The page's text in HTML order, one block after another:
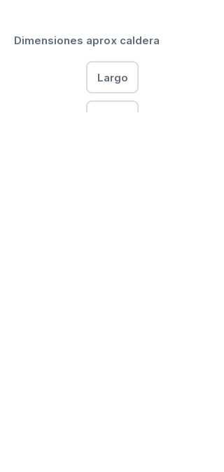
Dimensiones aprox caldera